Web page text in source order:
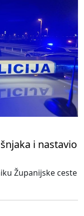
i nastavio
Županijske ceste